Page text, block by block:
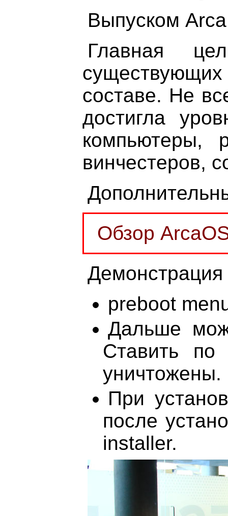
Выпуском
Главная
составе. Не
достигла
компьютеры,
винчестеров,
Обзор
Демонстрация
preboot
Дальше
Ставить
уничтожены.
При
после
installer.